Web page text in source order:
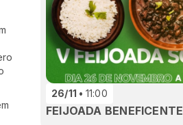
26/11 11:00
FEIJOADA BENEFICENTE